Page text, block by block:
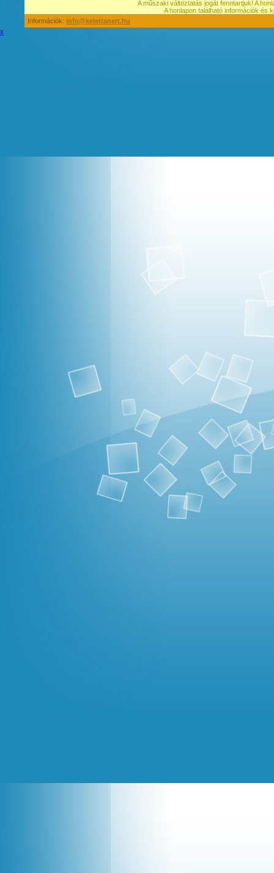
A műszaki változtatás jogát fenntartjuk! A
A honlapon található információk és
Információk: info@kelettanert.hu
x